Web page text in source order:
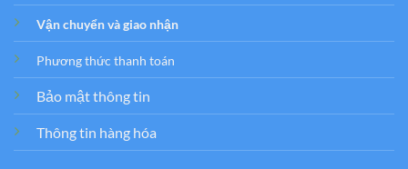
Vận chuyển và giao nhận
Phương thức thanh toán
Bảo mật thông tin
Thông tin hàng hóa